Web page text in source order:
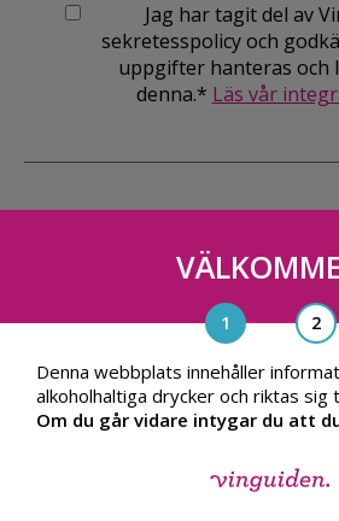
Jag har tagit del av
sekretesspolicy och
uppgifter hanteras och
denna.* Läs vår
Vinguiden Nordic
Blasieholmsgatan 4A, 111
Denna webbplats innehåller
alkoholhaltiga drycker och riktas sig
Om du går vidare intygar du att